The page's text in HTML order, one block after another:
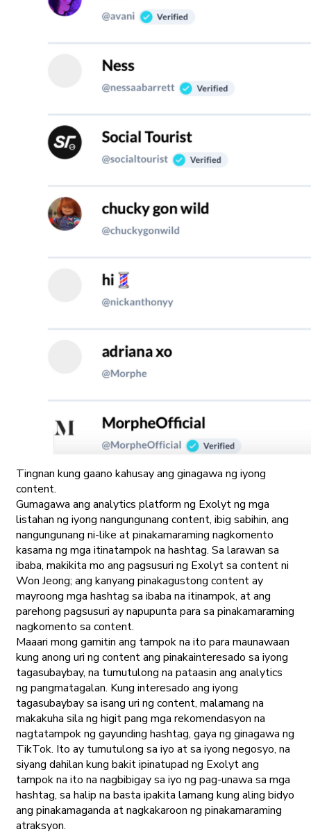
Tingnan kung gaano kahusay ang ginagawa ng iyong
content.
Gumagawa ang analytics platform ng Exolyt ng mga
listahan ng iyong nangungunang content, ibig sabihin, ang
nangungunang ni-like at pinakamaraming nagkomento
kasama ng mga itinatampok na hashtag. Sa larawan sa
ibaba, makikita mo ang pagsusuri ng Exolyt sa content ni
Won Jeong; ang kanyang pinakagustong content ay
mayroong mga hashtag sa ibaba na itinampok, at ang
parehong pagsusuri ay napupunta para sa pinakamaraming
nagkomento sa content.
Maaari mong gamitin ang tampok na ito para maunawaan
kung anong uri ng content ang pinakainteresado sa iyong
tagasubaybay, na tumutulong na pataasin ang analytics
ng pangmatagalan. Kung interesado ang iyong
tagasubaybay sa isang uri ng content, malamang na
makakuha sila ng higit pang mga rekomendasyon na
nagtatampok ng gayunding hashtag, gaya ng ginagawa ng
TikTok. Ito ay tumutulong sa iyo at sa iyong negosyo, na
siyang dahilan kung bakit ipinatupad ng Exolyt ang
tampok na ito na nagbibigay sa iyo ng pag-unawa sa mga
hashtag, sa halip na basta ipakita lamang kung aling bidyo
ang pinakamaganda at nagkakaroon ng pinakamaraming
atraksyon.